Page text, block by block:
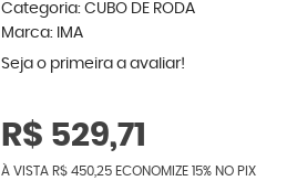
Categoria: CUBO DE RODA
Marca: IMA
Seja o primeira a avaliar!
R$ 529,71
À VISTA R$ 450,25 ECONOMIZE 15% NO PIX